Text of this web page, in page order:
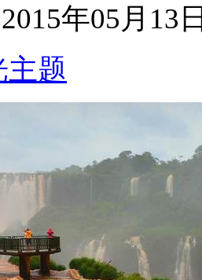
年05月13
主题